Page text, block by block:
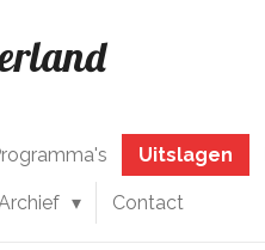
Uitslagen
Contact